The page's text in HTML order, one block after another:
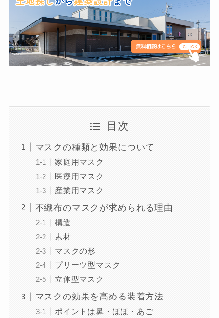
目次
マスクの種類と効果について
家庭用マスク
医療用マスク
産業用マスク
不織布のマスクが求められる理由
構造
素材
マスクの形
プリーツ型マスク
立体型マスク
マスクの効果を高める装着方法
ポイントは鼻・ほほ・あご